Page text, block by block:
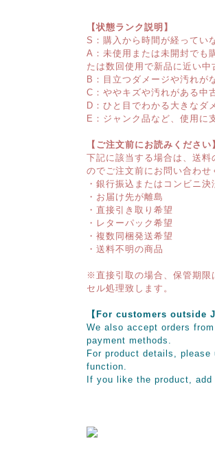
【状態ランク説明】
S：購入から時間が経ってい
A：未使用または未開封でも
たは数回使用で新品に近い中
B：目立つダメージや汚れが
C：ややキズや汚れがある中
D：ひと目でわかる大きなダ
E：ジャンク品など、使用に
【ご注文前にお読みください
下記に該当する場合は、送
のでご注文前にお問い合わせ
・銀行振込またはコンビニ
・お届け先が離島
・直接引き取り希望
・レターパック希望
・複数同梱発送希望
・送料不明の商品
※直接引取の場合、保管期限
セル処理致します。
【For customers outside
We also accept orders
payment methods.
For product details,
function.
If you like the product,